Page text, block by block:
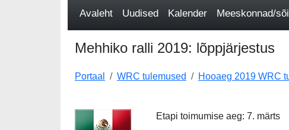
Avaleht Uudised Kalender Meeskonnad/
Mehhiko ralli 2019: lõppjärjestus
Portaal WRC tulemused Hooaeg 2019 WRC
Etapi toimumise aeg: 7. märts